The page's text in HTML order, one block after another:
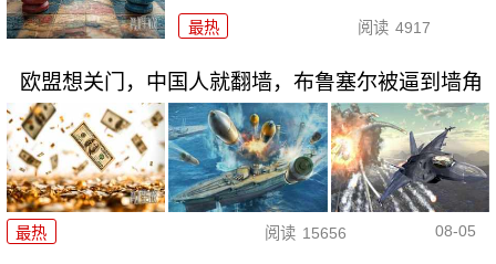
最热 阅读 4917
欧盟想关门，中国人就翻墙，布鲁塞尔被逼到墙角
最热 阅读 15656 08-05